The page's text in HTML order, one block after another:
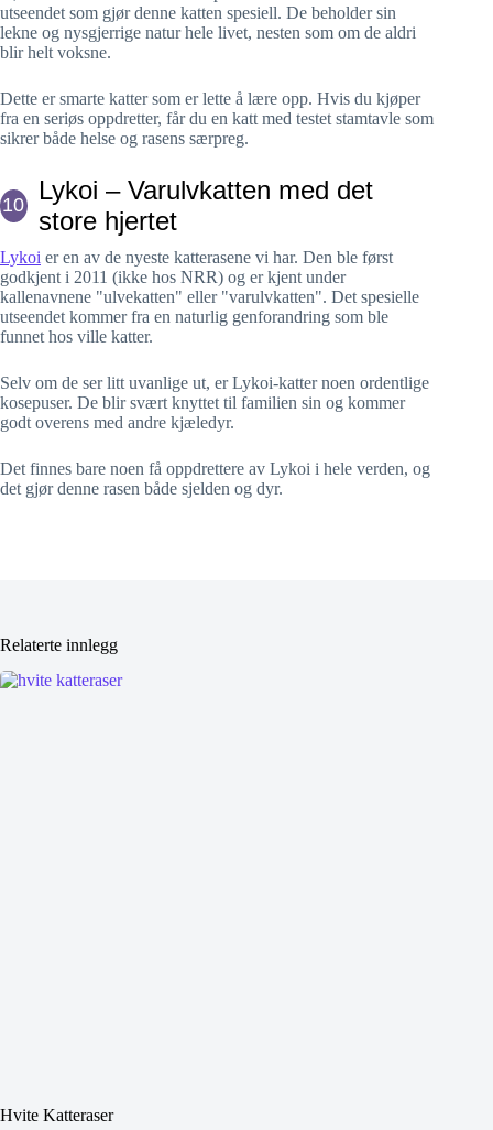
utseendet som gjør denne katten spesiell. De beholder sin
lekne og nysgjerrige natur hele livet, nesten som om de aldri
blir helt voksne.
Dette er smarte katter som er lette å lære opp. Hvis du kjøper
fra en seriøs oppdretter, får du en katt med testet stamtavle som
sikrer både helse og rasens særpreg.
10
Lykoi – Varulvkatten med det
store hjertet
Lykoi er en av de nyeste katterasene vi har. Den ble først
godkjent i 2011 (ikke hos NRR) og er kjent under
kallenavnene "ulvekatten" eller "varulvkatten". Det spesielle
utseendet kommer fra en naturlig genforandring som ble
funnet hos ville katter.
Selv om de ser litt uvanlige ut, er Lykoi-katter noen ordentlige
kosepuser. De blir svært knyttet til familien sin og kommer
godt overens med andre kjæledyr.
Det finnes bare noen få oppdrettere av Lykoi i hele verden, og
det gjør denne rasen både sjelden og dyr.
Relaterte innlegg
Hvite Katteraser